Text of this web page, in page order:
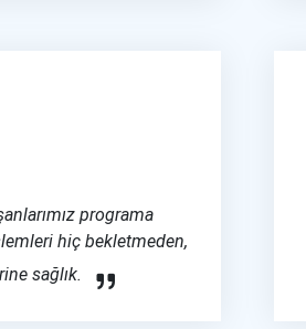
programa
hiç bekletmeden,
sağlık.